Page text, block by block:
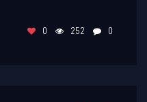
0 252 0